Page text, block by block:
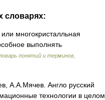
словарях:
многокристалльная
выполнять
понятий и терминов,
А.А.Мячев. Англо русский
технологии в целом